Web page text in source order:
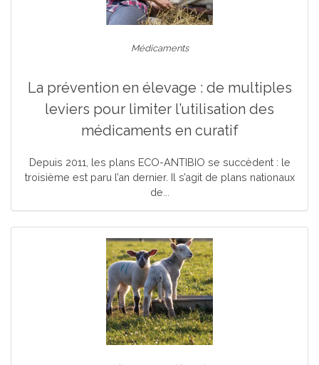
Médicaments
La prévention en élevage : de multiples
leviers pour limiter l’utilisation des
médicaments en curatif
Depuis 2011, les plans ECO-ANTIBIO se succèdent : le
troisième est paru l’an dernier. Il s’agit de plans nationaux
de...